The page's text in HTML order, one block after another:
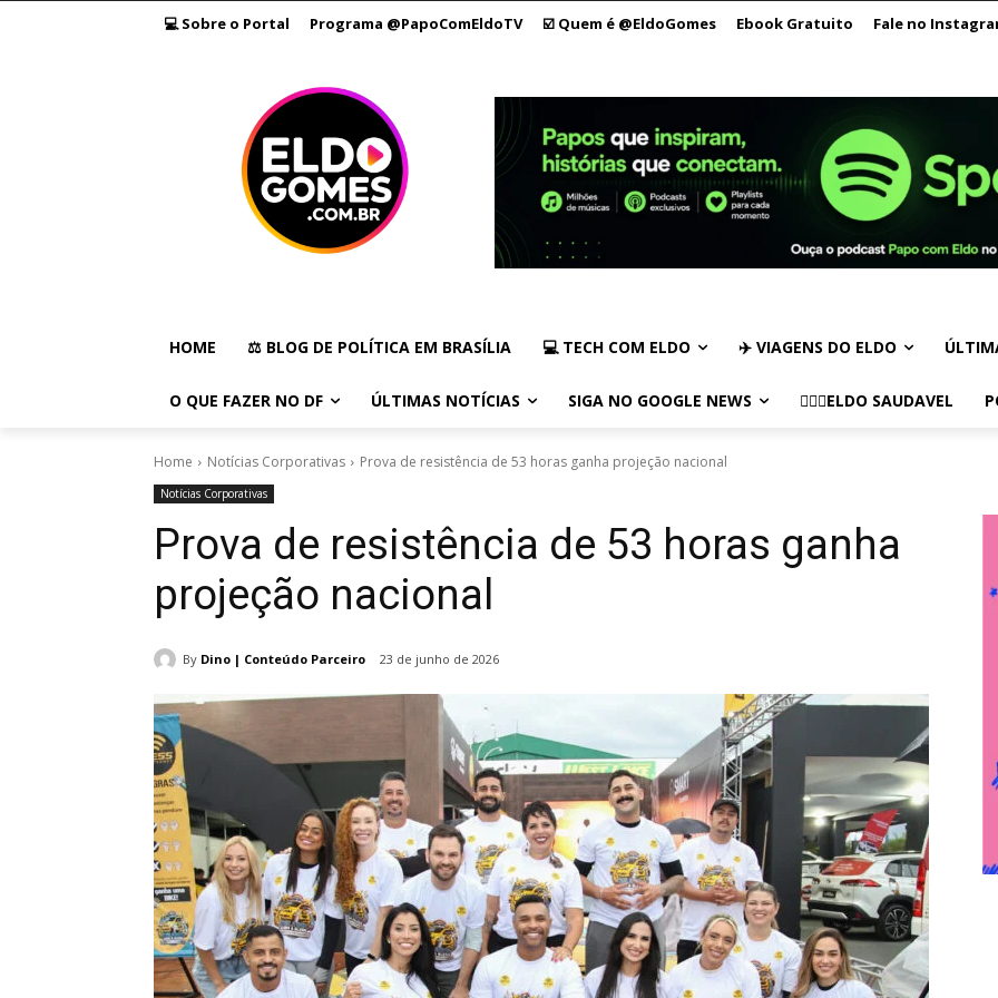
💻 Sobre o Portal Programa @PapoComEldoTV ☑️ Quem é @EldoGomes Ebook Gratuito Fale no
HOME ⚖️ BLOG DE POLÍTICA EM BRASÍLIA 💻 TECH COM ELDO ✈️ VIAGENS DO ELDO
O QUE FAZER NO DF ÚLTIMAS NOTÍCIAS SIGA NO GOOGLE NEWS 🏃🏻‍♂️ELDO SAUDAVEL
Home Notícias Corporativas Prova de resistência de 53 horas ganha projeção nacional
Notícias Corporativas
Prova de resistência de 53 horas ganha
projeção nacional
By Dino | Conteúdo Parceiro 23 de junho de 2026